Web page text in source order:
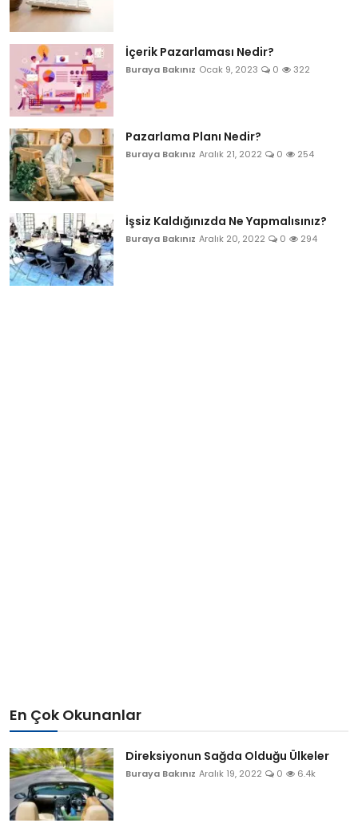
İçerik Pazarlaması Nedir?
Buraya Bakınız Ocak 9, 2023 0 322
Pazarlama Planı Nedir?
Buraya Bakınız Aralık 21, 2022 0 254
İşsiz Kaldığınızda Ne Yapmalısınız?
Buraya Bakınız Aralık 20, 2022 0 294
En Çok Okunanlar
Direksiyonun Sağda Olduğu Ülkeler
Buraya Bakınız Aralık 19, 2022 0 6.4k